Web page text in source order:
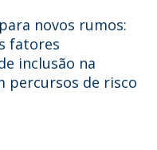
novos rumos:
fatores
inclusão na
percursos de risco